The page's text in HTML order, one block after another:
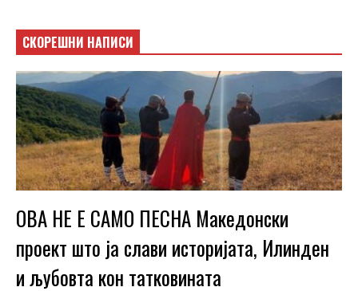
СКОРЕШНИ НАПИСИ
ОВА НЕ Е САМО ПЕСНА Македонски
проект што ја слави историјата, Илинден
и љубовта кон татковината